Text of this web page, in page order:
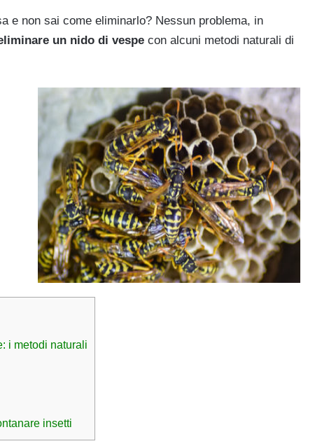
e non sai come eliminarlo? Nessun problema, in
un nido di vespe con alcuni metodi naturali di
i metodi naturali
insetti